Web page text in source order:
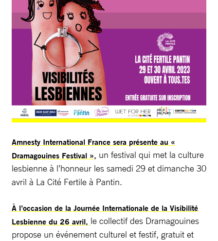
Amnesty International France sera présente au «
Dramagouines Festival », un festival qui met la culture
lesbienne à l’honneur les samedi 29 et dimanche 30
avril à La Cité Fertile à Pantin.
À l’occasion de la Journée Internationale de la Visibilité
Lesbienne du 26 avril, le collectif des Dramagouines
propose un événement culturel et festif, gratuit et